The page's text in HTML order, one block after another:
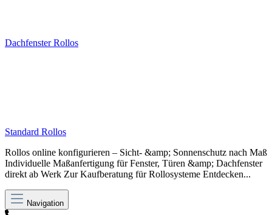
Dachfenster Rollos
Standard Rollos
Rollos online konfigurieren – Sicht- &amp; Sonnenschutz nach Maß
Individuelle Maßanfertigung für Fenster, Türen &amp; Dachfenster
direkt ab Werk Zur Kaufberatung für Rollosysteme Entdecken...
Navigation